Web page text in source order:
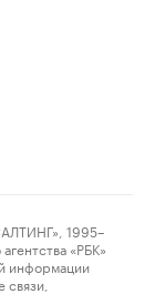
1995–
«РБК»
информации